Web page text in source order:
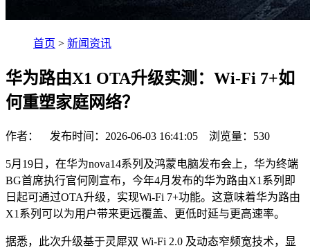
首页 > 新闻资讯
华为路由X1 OTA升级实测：Wi-Fi 7+如
何重塑家庭网络？
作者： 发布时间：2026-06-03 16:41:05 浏览量： 530
5月19日，在华为nova14系列及鸿蒙电脑发布会上，华为终端
BG首席执行官何刚宣布，今年4月发布的华为路由X1系列即
日起可通过OTA升级，实现Wi-Fi 7+功能。这意味着华为路由
X1系列可以为用户带来更远覆盖、更低时延与更高速率。
据悉，此次升级基于灵犀双 Wi-Fi 2.0 及动态窄频宽技术，显